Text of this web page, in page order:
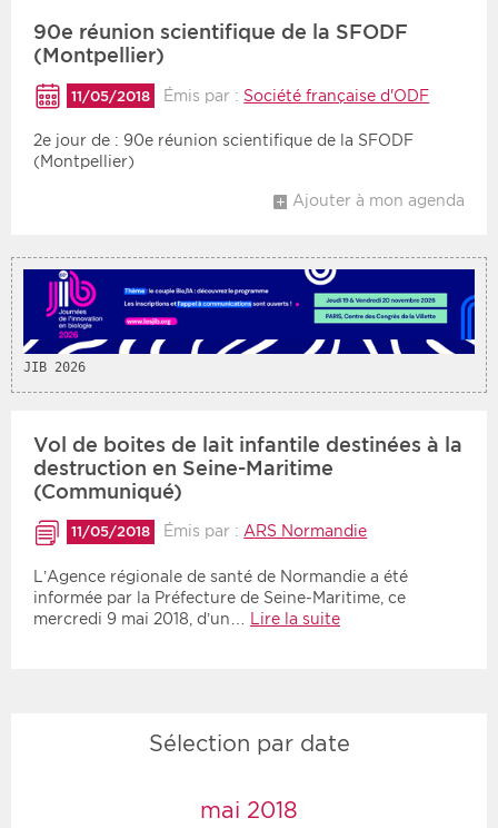
90e réunion scientifique de la SFODF
(Montpellier)
11/05/2018 Émis par : Société française d'ODF
2e jour de : 90e réunion scientifique de la SFODF
(Montpellier)
Ajouter à mon agenda
JIB 2026
Vol de boites de lait infantile destinées à la
destruction en Seine-Maritime
(Communiqué)
11/05/2018 Émis par : ARS Normandie
L’Agence régionale de santé de Normandie a été
informée par la Préfecture de Seine-Maritime, ce
mercredi 9 mai 2018, d’un…
Lire la suite
Sélection par date
mai 2018